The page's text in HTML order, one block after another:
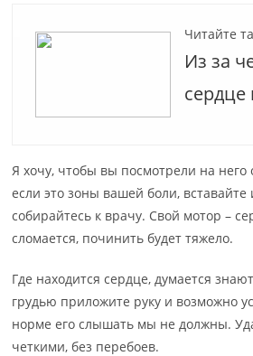
Читайте
Из за
сердце
Я хочу, чтобы вы посмотрели на
если это зоны вашей боли,
собирайтесь к врачу. Свой мотор –
сломается, починить будет тяжело.
Где находится сердце, думается
грудью приложите руку и возможно
норме его слышать мы не должны.
четкими, без перебоев.